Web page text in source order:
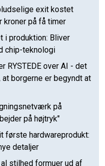
exit kostet
kroner på få timer
i produktion: Bliver
chip-teknologi
RYSTEDE over AI - det
borgerne er begyndt at
på
på højtryk"
første hardwareprodukt:
detaljer
stilhed formuer ud af